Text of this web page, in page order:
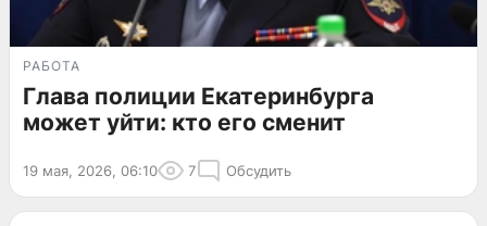
РАБОТА
Глава полиции Екатеринбурга
может уйти: кто его сменит
19 мая, 2026, 06:10 7 Обсудить